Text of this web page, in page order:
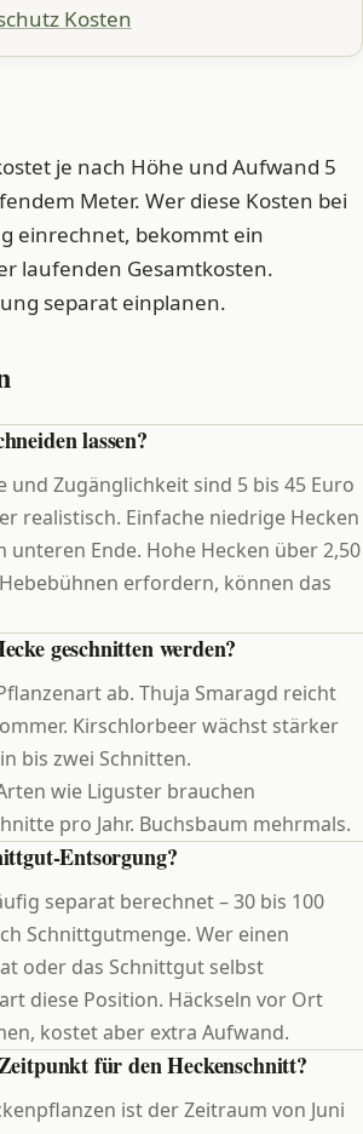
Kosten
je nach Höhe und Aufwand 5
Meter. Wer diese Kosten bei
einrechnet, bekommt ein
laufenden Gesamtkosten.
separat einplanen.
lassen?
und Zugänglichkeit sind 5 bis 45 Euro
realistisch. Einfache niedrige Hecken
unteren Ende. Hohe Hecken über 2,50
erfordern, können das
geschnitten werden?
ab. Thuja Smaragd reicht
Kirschlorbeer wächst stärker
bis zwei Schnitten.
wie Liguster brauchen
pro Jahr. Buchsbaum mehrmals.
Entsorgung?
separat berechnet – 30 bis 100
Schnittgutmenge. Wer einen
oder das Schnittgut selbst
diese Position. Häckseln vor Ort
kostet aber extra Aufwand.
für den Heckenschnitt?
ist der Zeitraum von Juni